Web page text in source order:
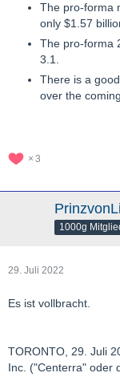
The pro-forma
only $1.57
The pro-forma
3.1.
There is a
over the
3
1000g
29. Juli 2022
Es ist vollbracht.
TORONTO, 29. Juli
Inc. ("Centerra" oder